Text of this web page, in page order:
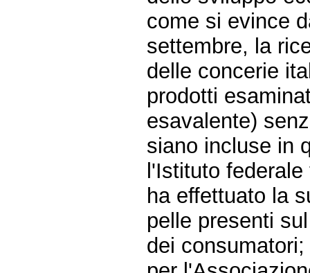
come si evince
settembre, la
delle concerie
prodotti
esavalente)
siano incluse in
l'Istituto
ha effettuato la
pelle presenti
dei consumatori;